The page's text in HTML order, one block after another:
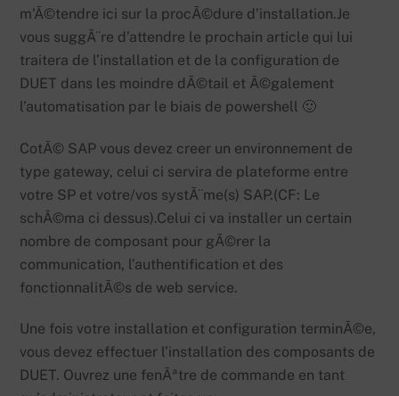
m’Ã©tendre ici sur la procÃ©dure d’installation.Je
vous suggÃ¨re d’attendre le prochain article qui lui
traitera de l’installation et de la configuration de
DUET dans les moindre dÃ©tail et Ã©galement
l’automatisation par le biais de powershell 🙂
CotÃ© SAP vous devez creer un environnement de
type gateway, celui ci servira de plateforme entre
votre SP et votre/vos systÃ¨me(s) SAP.(CF: Le
schÃ©ma ci dessus).Celui ci va installer un certain
nombre de composant pour gÃ©rer la
communication, l’authentification et des
fonctionnalitÃ©s de web service.
Une fois votre installation et configuration terminÃ©e,
vous devez effectuer l’installation des composants de
DUET. Ouvrez une fenÃªtre de commande en tant